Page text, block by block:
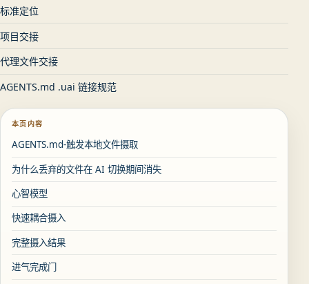
标准定位
项目交接
代理文件交接
AGENTS.md .uai 链接规范
本页内容
AGENTS.md-触发本地文件摄取
为什么丢弃的文件在 AI 切换期间消失
心智模型
快速耦合摄入
完整摄入结果
进气完成门